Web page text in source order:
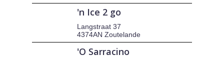
'n Ice 2 go
Langstraat 37
4374AN Zoutelande
'O Sarracino